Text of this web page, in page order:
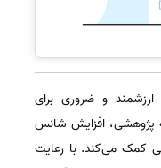
ارزشمند و ضروری برای
پژوهشی، افزایش شانس
کمک می‌کند. با رعایت